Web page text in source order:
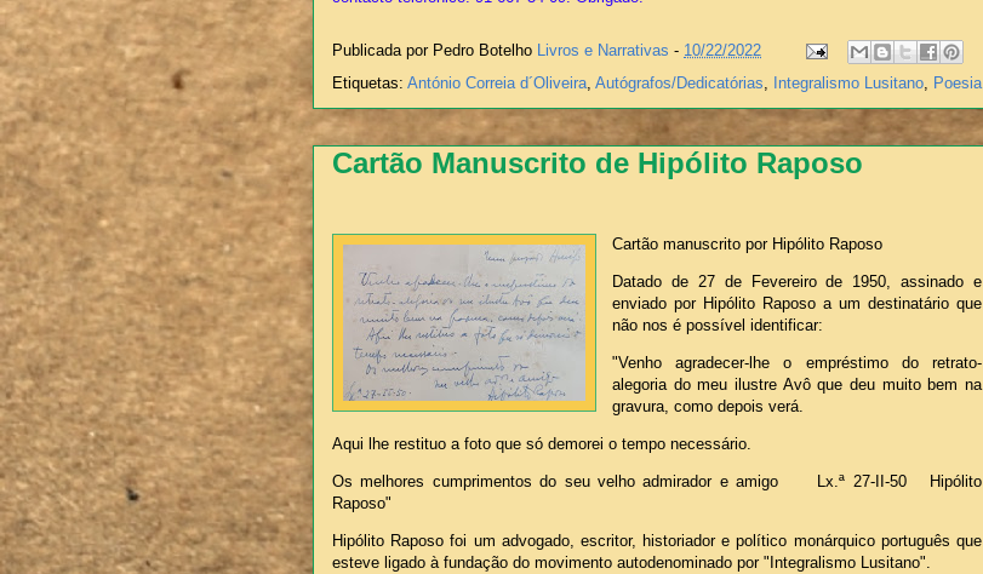
Publicada por Pedro Botelho Livros e Narrativas - 10/22/2022
Etiquetas: António Correia d´Oliveira, Autógrafos/Dedicatórias, Integralismo Lusitano, Poesia
Cartão Manuscrito de Hipólito Raposo
Cartão manuscrito por Hipólito Raposo
Datado de 27 de Fevereiro de 1950, assinado e
enviado por Hipólito Raposo a um destinatário que
não nos é possível identificar:
"Venho agradecer-lhe o empréstimo do retrato-
alegoria do meu ilustre Avô que deu muito bem na
gravura, como depois verá.
Aqui lhe restituo a foto que só demorei o tempo necessário.
Os melhores cumprimentos do seu velho admirador e amigo Lx.ª 27-II-50 Hipólito
Raposo"
Hipólito Raposo foi um advogado, escritor, historiador e político monárquico português que
esteve ligado à fundação do movimento autodenominado por "Integralismo Lusitano".